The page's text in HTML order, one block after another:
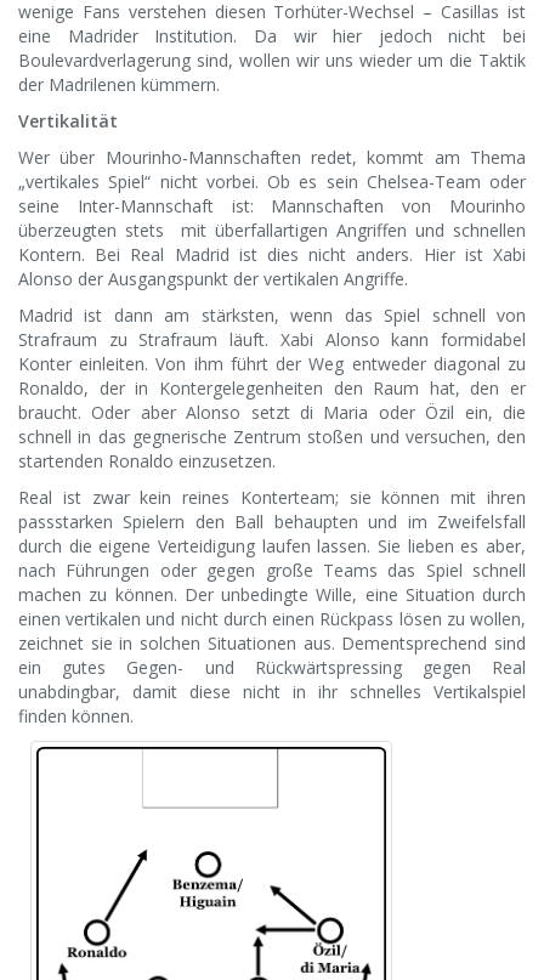
wenige Fans verstehen diesen Torhüter-Wechsel – Casillas ist
eine Madrider Institution. Da wir hier jedoch nicht bei
Boulevardverlagerung sind, wollen wir uns wieder um die Taktik
der Madrilenen kümmern.
Vertikalität
Wer über Mourinho-Mannschaften redet, kommt am Thema
„vertikales Spiel“ nicht vorbei. Ob es sein Chelsea-Team oder
seine Inter-Mannschaft ist: Mannschaften von Mourinho
überzeugten stets mit überfallartigen Angriffen und schnellen
Kontern. Bei Real Madrid ist dies nicht anders. Hier ist Xabi
Alonso der Ausgangspunkt der vertikalen Angriffe.
Madrid ist dann am stärksten, wenn das Spiel schnell von
Strafraum zu Strafraum läuft. Xabi Alonso kann formidabel
Konter einleiten. Von ihm führt der Weg entweder diagonal zu
Ronaldo, der in Kontergelegenheiten den Raum hat, den er
braucht. Oder aber Alonso setzt di Maria oder Özil ein, die
schnell in das gegnerische Zentrum stoßen und versuchen, den
startenden Ronaldo einzusetzen.
Real ist zwar kein reines Konterteam; sie können mit ihren
passstarken Spielern den Ball behaupten und im Zweifelsfall
durch die eigene Verteidigung laufen lassen. Sie lieben es aber,
nach Führungen oder gegen große Teams das Spiel schnell
machen zu können. Der unbedingte Wille, eine Situation durch
einen vertikalen und nicht durch einen Rückpass lösen zu wollen,
zeichnet sie in solchen Situationen aus. Dementsprechend sind
ein gutes Gegen- und Rückwärtspressing gegen Real
unabdingbar, damit diese nicht in ihr schnelles Vertikalspiel
finden können.